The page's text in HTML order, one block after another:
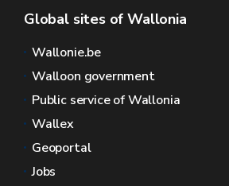
Global sites of Wallonia
Wallonie.be
Walloon government
Public service of Wallonia
Wallex
Geoportal
Jobs